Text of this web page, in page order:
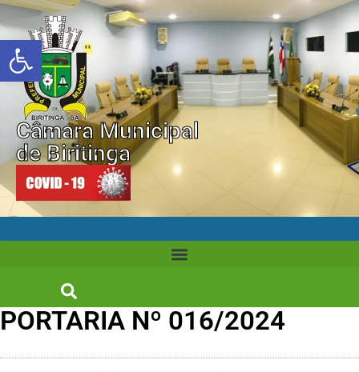
Câmara Municipal
de Biritinga
PORTARIA Nº 016/2024
Abrir a barra de ferramentas